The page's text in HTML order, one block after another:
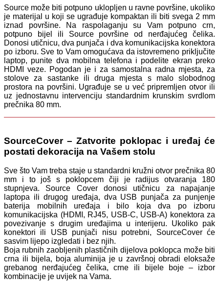
Source može biti potpuno uklopljen u ravne površine, ukoliko
je materijal u koji se ugrađuje kompaktan ili biti svega 2 mm
iznad površine. Na raspolaganju su Vam potpuno crn,
potpuno bijel ili Source površine od nerđajućeg čelika.
Donosi utičnicu, dva punjača i dva komunikacijska konektora
po izboru. Sve to Vam omogućava da istovremeno priključite
laptop, punite dva mobilna telefona i podelite ekran preko
HDMI veze. Pogodan je i za samostalna radna mjesta, za
stolove za sastanke ili druga mjesta s malo slobodnog
prostora na površini. Ugrađuje se u već pripremljen otvor ili
uz jednostavnu intervenciju standardnim krunskim svrdlom
prečnika 80 mm.
SourceCover – Zatvorite poklopac i uređaj će
postati dekoracija na Vašem stolu
Sve što Vam treba staje u standardni kružni otvor prečnika 80
mm i to još s poklopcem čiji je radijus otvaranja 180
stupnjeva. Source Cover donosi utičnicu za napajanje
laptopa ili drugog uređaja, dva USB punjača za punjenje
baterija mobilnih uređaja i bilo koja dva po izboru
komunikacijska (HDMI, RJ45, USB-C, USB-A) konektora za
povezivanje s drugim uređajima u interijeru. Ukoliko pak
konektori ili USB punjači nisu potrebni, SourceCover će
sasvim lijepo izgledati i bez njih.
Boja rubnih zaobljenih plastičnih dijelova poklopca može biti
crna ili bijela, boja aluminija je u završnoj obradi eloksaže
grebanog nerđajućeg čelika, crne ili bijele boje – izbor
kombinacije je uvijek na Vama.